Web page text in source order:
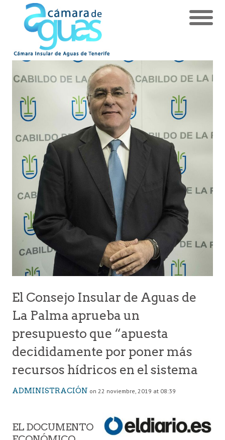
El Consejo Insular de Aguas de
La Palma aprueba un
presupuesto que “apuesta
decididamente por poner más
recursos hídricos en el sistema
ADMINISTRACIÓN on 22 noviembre, 2019 at 08:39
EL DOCUMENTO